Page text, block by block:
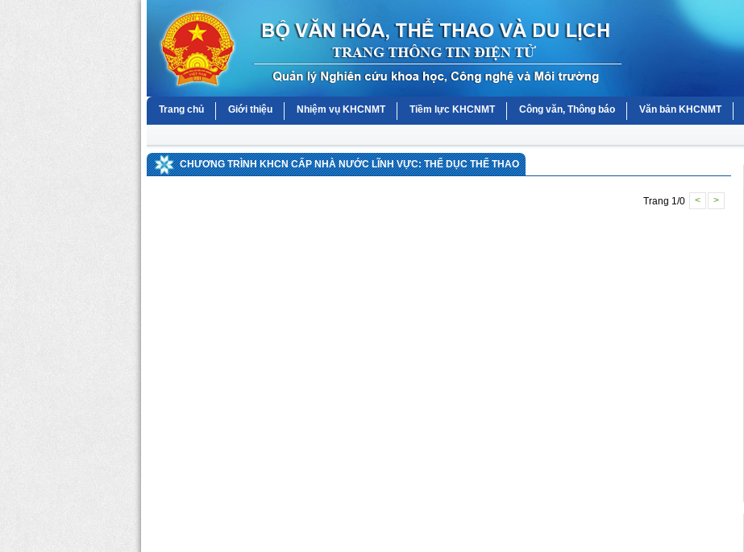
Trang chủ Giới thiệu Nhiệm vụ KHCNMT Tiềm lực KHCNMT Công văn, Thông báo Văn bản KHCNMT
CHƯƠNG TRÌNH KHCN CẤP NHÀ NƯỚC LĨNH VỰC: THỂ DỤC THỂ THAO
Trang 1/0 < >